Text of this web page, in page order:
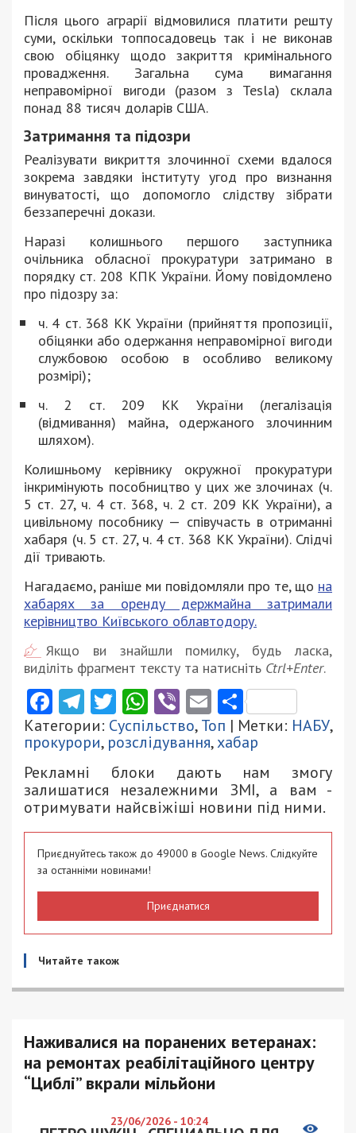
Після цього аграрії відмовилися платити решту
суми, оскільки топпосадовець так і не виконав
свою обіцянку щодо закриття кримінального
провадження. Загальна сума вимагання
неправомірної вигоди (разом з Tesla) склала
понад 88 тисяч доларів США.
Затримання та підозри
Реалізувати викриття злочинної схеми вдалося
зокрема завдяки інституту угод про визнання
винуватості, що допомогло слідству зібрати
беззаперечні докази.
Наразі колишнього першого заступника
очільника обласної прокуратури затримано в
порядку ст. 208 КПК України. Йому повідомлено
про підозру за:
ч. 4 ст. 368 КК України (прийняття пропозиції,
обіцянки або одержання неправомірної вигоди
службовою особою в особливо великому
розмірі);
ч. 2 ст. 209 КК України (легалізація
(відмивання) майна, одержаного злочинним
шляхом).
Колишньому керівнику окружної прокуратури
інкримінують пособництво у цих же злочинах (ч.
5 ст. 27, ч. 4 ст. 368, ч. 2 ст. 209 КК України), а
цивільному пособнику — співучасть в отриманні
хабаря (ч. 5 ст. 27, ч. 4 ст. 368 КК України). Слідчі
дії тривають.
Нагадаємо, раніше ми повідомляли про те, що на
хабарях за оренду держмайна затримали
керівництво Київського облавтодору.
Якщо ви знайшли помилку, будь ласка,
виділіть фрагмент тексту та натисніть Ctrl+Enter.
Facebook
Telegram
Twitter
WhatsApp
ViberEmail
Категории: Суспільство,Топ | Метки: НАБУ,
прокурори, розслідування,хабар
Рекламні блоки дають нам змогу
залишатися незалежними ЗМІ, а вам -
отримувати найсвіжіші новини під ними.
Приєднуйтесь також до 49000 в Google News. Слідкуйте
за останніми новинами!
Приєднатися
Читайте також
Наживалися на поранених ветеранах:
на ремонтах реабілітаційного центру
“Циблі” вкрали мільйони
23/06/2026 - 10:24